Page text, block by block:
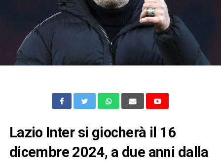
Lazio Inter si giocherà il 16
dicembre 2024, a due anni dalla